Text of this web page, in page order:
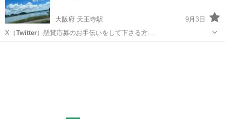
大阪府 天王寺駅
9月3日
X（Twitter）懸賞応募のお手伝いをして下さる方…